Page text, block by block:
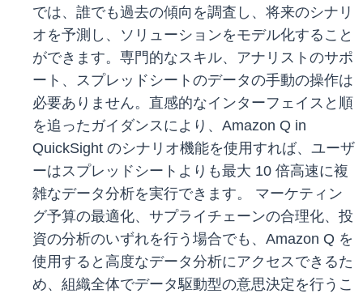
では、誰でも過去の傾向を調査し、将来のシナリ
オを予測し、ソリューションをモデル化すること
ができます。専門的なスキル、アナリストのサポ
ート、スプレッドシートのデータの手動の操作は
必要ありません。直感的なインターフェイスと順
を追ったガイダンスにより、Amazon Q in
QuickSight のシナリオ機能を使用すれば、ユーザ
ーはスプレッドシートよりも最大 10 倍高速に複
雑なデータ分析を実行できます。 マーケティン
グ予算の最適化、サプライチェーンの合理化、投
資の分析のいずれを行う場合でも、Amazon Q を
使用すると高度なデータ分析にアクセスできるた
め、組織全体でデータ駆動型の意思決定を行うこ